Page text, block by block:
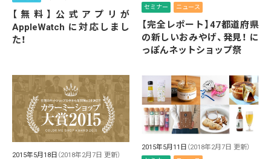
【無料】公式アプリが
AppleWatch に対応しまし
た！
セミナー ニュース
【完全レポート】47都道府県
の新しいおみやげ、発見！ に
っぽんネットショップ祭
2015年5月18日 （2018年2月7日 更新）
2015年5月11日 （2018年2月7日 更新）